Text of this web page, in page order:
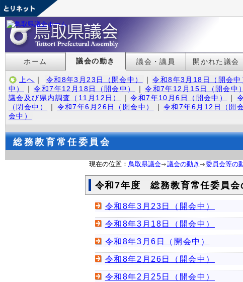
ホーム 議会の動き 議会・議員 開かれた議会
上へ ｜ 令和8年3月23日（開会中） ｜ 令和8年3月18日（開会中
中）
｜ 令和7年12月18日（開会中） ｜ 令和7年12月15日（開会中）
議会及び県内調査（11月12日）
｜ 令和7年10月6日（開会中） ｜
（閉会中）
｜ 令和7年6月26日（開会中） ｜ 令和7年6月12日（開会
会中）
総務教育常任委員会
現在の位置： 鳥取県議会 議会の動き 委員会等の
令和7年度 総務教育常任委員会
令和8年3月23日（開会中）
令和8年3月18日（開会中）
令和8年3月6日（開会中）
令和8年2月26日（開会中）
令和8年2月25日（開会中）